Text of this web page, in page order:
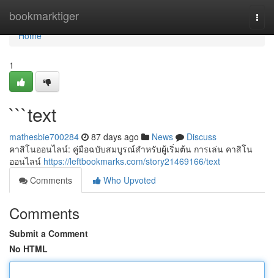
bookmarktiger
Home
Home
1
```text
mathesbie700284 87 days ago News
Discuss
คาสิโนออนไลน์: คู่มือฉบับสมบูรณ์สำหรับผู้เริ่มต้น การเล่น คาสิโน
ออนไลน์ https://leftbookmarks.com/story21469166/text
Comments
Who Upvoted
Comments
Submit a Comment
No HTML